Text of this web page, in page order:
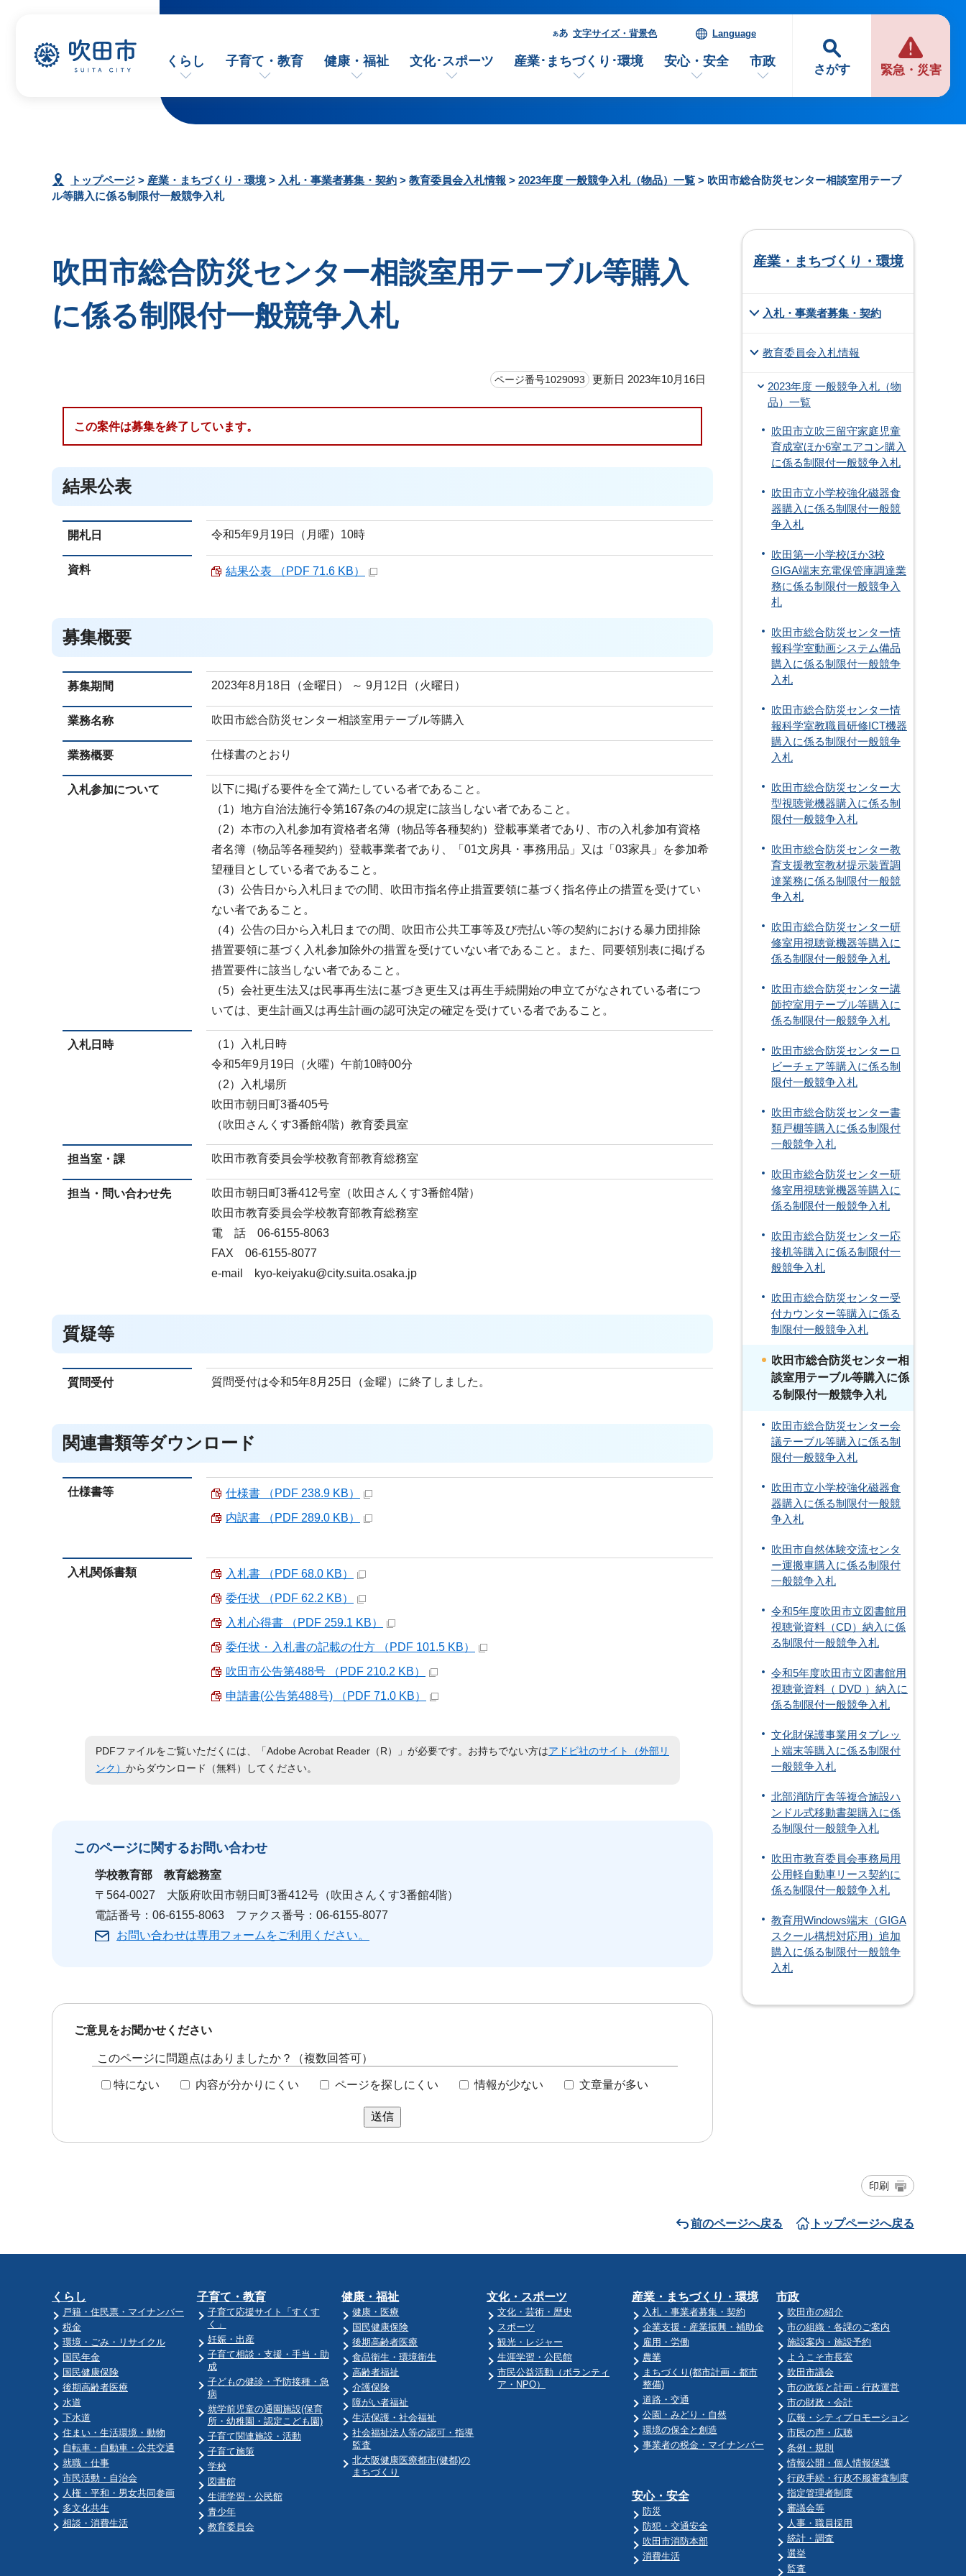
さがす 緊急・災害
文字サイズ・背景色 Language
くらし 子育て・教育 健康・福祉 文化･スポーツ 産業･まちづくり･環境 安心・安全 市政
トップページ > 産業・まちづくり・環境> 入札・事業者募集・契約 > 教育委員会入札情報 > 2023年度 一般競争入札（物品）一覧 > 吹田市総合防災センター相談室用テーブ
ル等購入に係る制限付一般競争入札
吹田市総合防災センター相談室用テーブル等購入
に係る制限付一般競争入札
ページ番号1029093 更新日 2023年10月16日
この案件は募集を終了しています。
結果公表
開札日 令和5年9月19日（月曜）10時
資料 結果公表 （PDF 71.6 KB）
募集概要
募集期間 2023年8月18日（金曜日） ～ 9月12日（火曜日）
業務名称 吹田市総合防災センター相談室用テーブル等購入
業務概要 仕様書のとおり
入札参加について
以下に掲げる要件を全て満たしている者であること。
（1）地方自治法施行令第167条の4の規定に該当しない者であること。
（2）本市の入札参加有資格者名簿（物品等各種契約）登載事業者であり、市の入札参加有資格
者名簿（物品等各種契約）登載事業者であり、「01文房具・事務用品」又は「03家具」を参加希
望種目としている者であること。
（3）公告日から入札日までの間、吹田市指名停止措置要領に基づく指名停止の措置を受けてい
ない者であること。
（4）公告の日から入札日までの間、吹田市公共工事等及び売払い等の契約における暴力団排除
措置要領に基づく入札参加除外の措置を受けていない者であること。また、同要領別表に掲げる
措置要件に該当しない者であること。
（5）会社更生法又は民事再生法に基づき更生又は再生手続開始の申立てがなされている者につ
いては、更生計画又は再生計画の認可決定の確定を受けている者であること。
入札日時
（1）入札日時
令和5年9月19日（火曜）午前10時00分
（2）入札場所
吹田市朝日町3番405号
（吹田さんくす3番館4階）教育委員室
担当室・課 吹田市教育委員会学校教育部教育総務室
担当・問い合わせ先
吹田市朝日町3番412号室（吹田さんくす3番館4階）
吹田市教育委員会学校教育部教育総務室
電 話 06-6155-8063
FAX 06-6155-8077
e-mail kyo-keiyaku@city.suita.osaka.jp
質疑等
質問受付 質問受付は令和5年8月25日（金曜）に終了しました。
関連書類等ダウンロード
仕様書等
仕様書 （PDF 238.9 KB）
内訳書 （PDF 289.0 KB）
入札関係書類
入札書 （PDF 68.0 KB）
委任状 （PDF 62.2 KB）
入札心得書 （PDF 259.1 KB）
委任状・入札書の記載の仕方 （PDF 101.5 KB）
吹田市公告第488号 （PDF 210.2 KB）
申請書(公告第488号) （PDF 71.0 KB）
PDFファイルをご覧いただくには、「Adobe Acrobat Reader（R）」が必要です。お持ちでない方はアドビ社のサイト（外部リ
ンク） からダウンロード（無料）してください。
このページに関するお問い合わせ
学校教育部 教育総務室
〒564-0027 大阪府吹田市朝日町3番412号（吹田さんくす3番館4階）
電話番号：06-6155-8063 ファクス番号：06-6155-8077
お問い合わせは専用フォームをご利用ください。
ご意見をお聞かせください
このページに問題点はありましたか？（複数回答可）
特にない 内容が分かりにくい ページを探しにくい 情報が少ない 文章量が多い
送信
産業・まちづくり・環境
入札・事業者募集・契約
教育委員会入札情報
2023年度 一般競争入札（物
品）一覧
吹田市立吹三留守家庭児童
育成室ほか6室エアコン購入
に係る制限付一般競争入札
吹田市立小学校強化磁器食
器購入に係る制限付一般競
争入札
吹田第一小学校ほか3校
GIGA端末充電保管庫調達業
務に係る制限付一般競争入
札
吹田市総合防災センター情
報科学室動画システム備品
購入に係る制限付一般競争
入札
吹田市総合防災センター情
報科学室教職員研修ICT機器
購入に係る制限付一般競争
入札
吹田市総合防災センター大
型視聴覚機器購入に係る制
限付一般競争入札
吹田市総合防災センター教
育支援教室教材提示装置調
達業務に係る制限付一般競
争入札
吹田市総合防災センター研
修室用視聴覚機器等購入に
係る制限付一般競争入札
吹田市総合防災センター講
師控室用テーブル等購入に
係る制限付一般競争入札
吹田市総合防災センターロ
ビーチェア等購入に係る制
限付一般競争入札
吹田市総合防災センター書
類戸棚等購入に係る制限付
一般競争入札
吹田市総合防災センター研
修室用視聴覚機器等購入に
係る制限付一般競争入札
吹田市総合防災センター応
接机等購入に係る制限付一
般競争入札
吹田市総合防災センター受
付カウンター等購入に係る
制限付一般競争入札
吹田市総合防災センター相
談室用テーブル等購入に係
る制限付一般競争入札
吹田市総合防災センター会
議テーブル等購入に係る制
限付一般競争入札
吹田市立小学校強化磁器食
器購入に係る制限付一般競
争入札
吹田市自然体験交流センタ
ー運搬車購入に係る制限付
一般競争入札
令和5年度吹田市立図書館用
視聴覚資料（CD）納入に係
る制限付一般競争入札
令和5年度吹田市立図書館用
視聴覚資料（ DVD ）納入に
係る制限付一般競争入札
文化財保護事業用タブレッ
ト端末等購入に係る制限付
一般競争入札
北部消防庁舎等複合施設ハ
ンドル式移動書架購入に係
る制限付一般競争入札
吹田市教育委員会事務局用
公用軽自動車リース契約に
係る制限付一般競争入札
教育用Windows端末（GIGA
スクール構想対応用）追加
購入に係る制限付一般競争
入札
印刷
前のページへ戻る トップページへ戻る
くらし
戸籍・住民票・マイナンバー
税金
環境・ごみ・リサイクル
国民年金
国民健康保険
後期高齢者医療
水道
下水道
住まい・生活環境・動物
自転車・自動車・公共交通
就職・仕事
市民活動・自治会
人権・平和・男女共同参画
多文化共生
相談・消費生活
子育て・教育
子育て応援サイト「すくす
く」
妊娠・出産
子育て相談・支援・手当・助
成
子どもの健診・予防接種・急
病
就学前児童の通園施設(保育
所・幼稚園・認定こども園)
子育て関連施設・活動
子育て施策
学校
図書館
生涯学習・公民館
青少年
教育委員会
健康・福祉
健康・医療
国民健康保険
後期高齢者医療
食品衛生・環境衛生
高齢者福祉
介護保険
障がい者福祉
生活保護・社会福祉
社会福祉法人等の認可・指導
監査
北大阪健康医療都市(健都)の
まちづくり
文化・スポーツ
文化・芸術・歴史
スポーツ
観光・レジャー
生涯学習・公民館
市民公益活動（ボランティ
ア・NPO）
産業・まちづくり・環境
入札・事業者募集・契約
企業支援・産業振興・補助金
雇用・労働
農業
まちづくり(都市計画・都市
整備)
道路・交通
公園・みどり・自然
環境の保全と創造
事業者の税金・マイナンバー
安心・安全
防災
防犯・交通安全
吹田市消防本部
消費生活
市政
吹田市の紹介
市の組織・各課のご案内
施設案内・施設予約
ようこそ市長室
吹田市議会
市の政策と計画・行政運営
市の財政・会計
広報・シティプロモーション
市民の声・広聴
条例・規則
情報公開・個人情報保護
行政手続・行政不服審査制度
指定管理者制度
審議会等
人事・職員採用
統計・調査
選挙
監査